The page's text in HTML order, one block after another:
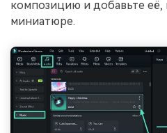
композицию и добавьте её,
миниатюре.